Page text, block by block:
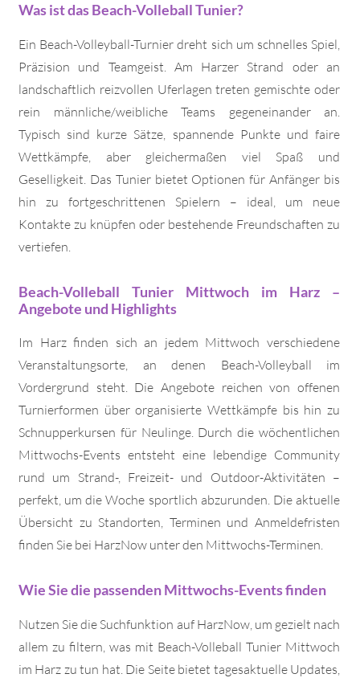
Was ist das Beach-Volleball Tunier?
Ein Beach-Volleyball-Turnier dreht sich um schnelles Spiel,
Präzision und Teamgeist. Am Harzer Strand oder an
landschaftlich reizvollen Uferlagen treten gemischte oder
rein männliche/weibliche Teams gegeneinander an.
Typisch sind kurze Sätze, spannende Punkte und faire
Wettkämpfe, aber gleichermaßen viel Spaß und
Geselligkeit. Das Tunier bietet Optionen für Anfänger bis
hin zu fortgeschrittenen Spielern – ideal, um neue
Kontakte zu knüpfen oder bestehende Freundschaften zu
vertiefen.
Beach-Volleball Tunier Mittwoch im Harz –
Angebote und Highlights
Im Harz finden sich an jedem Mittwoch verschiedene
Veranstaltungsorte, an denen Beach-Volleyball im
Vordergrund steht. Die Angebote reichen von offenen
Turnierformen über organisierte Wettkämpfe bis hin zu
Schnupperkursen für Neulinge. Durch die wöchentlichen
Mittwochs-Events entsteht eine lebendige Community
rund um Strand-, Freizeit- und Outdoor-Aktivitäten –
perfekt, um die Woche sportlich abzurunden. Die aktuelle
Übersicht zu Standorten, Terminen und Anmeldefristen
finden Sie bei HarzNow unter den Mittwochs-Terminen.
Wie Sie die passenden Mittwochs-Events finden
Nutzen Sie die Suchfunktion auf HarzNow, um gezielt nach
allem zu filtern, was mit Beach-Volleball Tunier Mittwoch
im Harz zu tun hat. Die Seite bietet tagesaktuelle Updates,